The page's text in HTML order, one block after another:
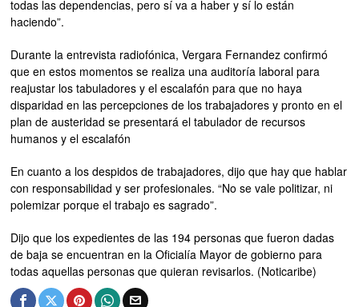
todas las dependencias, pero sí va a haber y sí lo están
haciendo”.
Durante la entrevista radiofónica, Vergara Fernandez confirmó
que en estos momentos se realiza una auditoría laboral para
reajustar los tabuladores y el escalafón para que no haya
disparidad en las percepciones de los trabajadores y pronto en el
plan de austeridad se presentará el tabulador de recursos
humanos y el escalafón
En cuanto a los despidos de trabajadores, dijo que hay que hablar
con responsabilidad y ser profesionales. “No se vale politizar, ni
polemizar porque el trabajo es sagrado”.
Dijo que los expedientes de las 194 personas que fueron dadas
de baja se encuentran en la Oficialía Mayor de gobierno para
todas aquellas personas que quieran revisarlos. (Noticaribe)